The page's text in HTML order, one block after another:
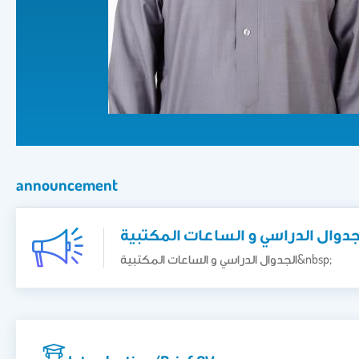
announcement
الدراسي و الساعات المكتبية
الجدوال الدراسي و الساعات المكتبية&nbsp;